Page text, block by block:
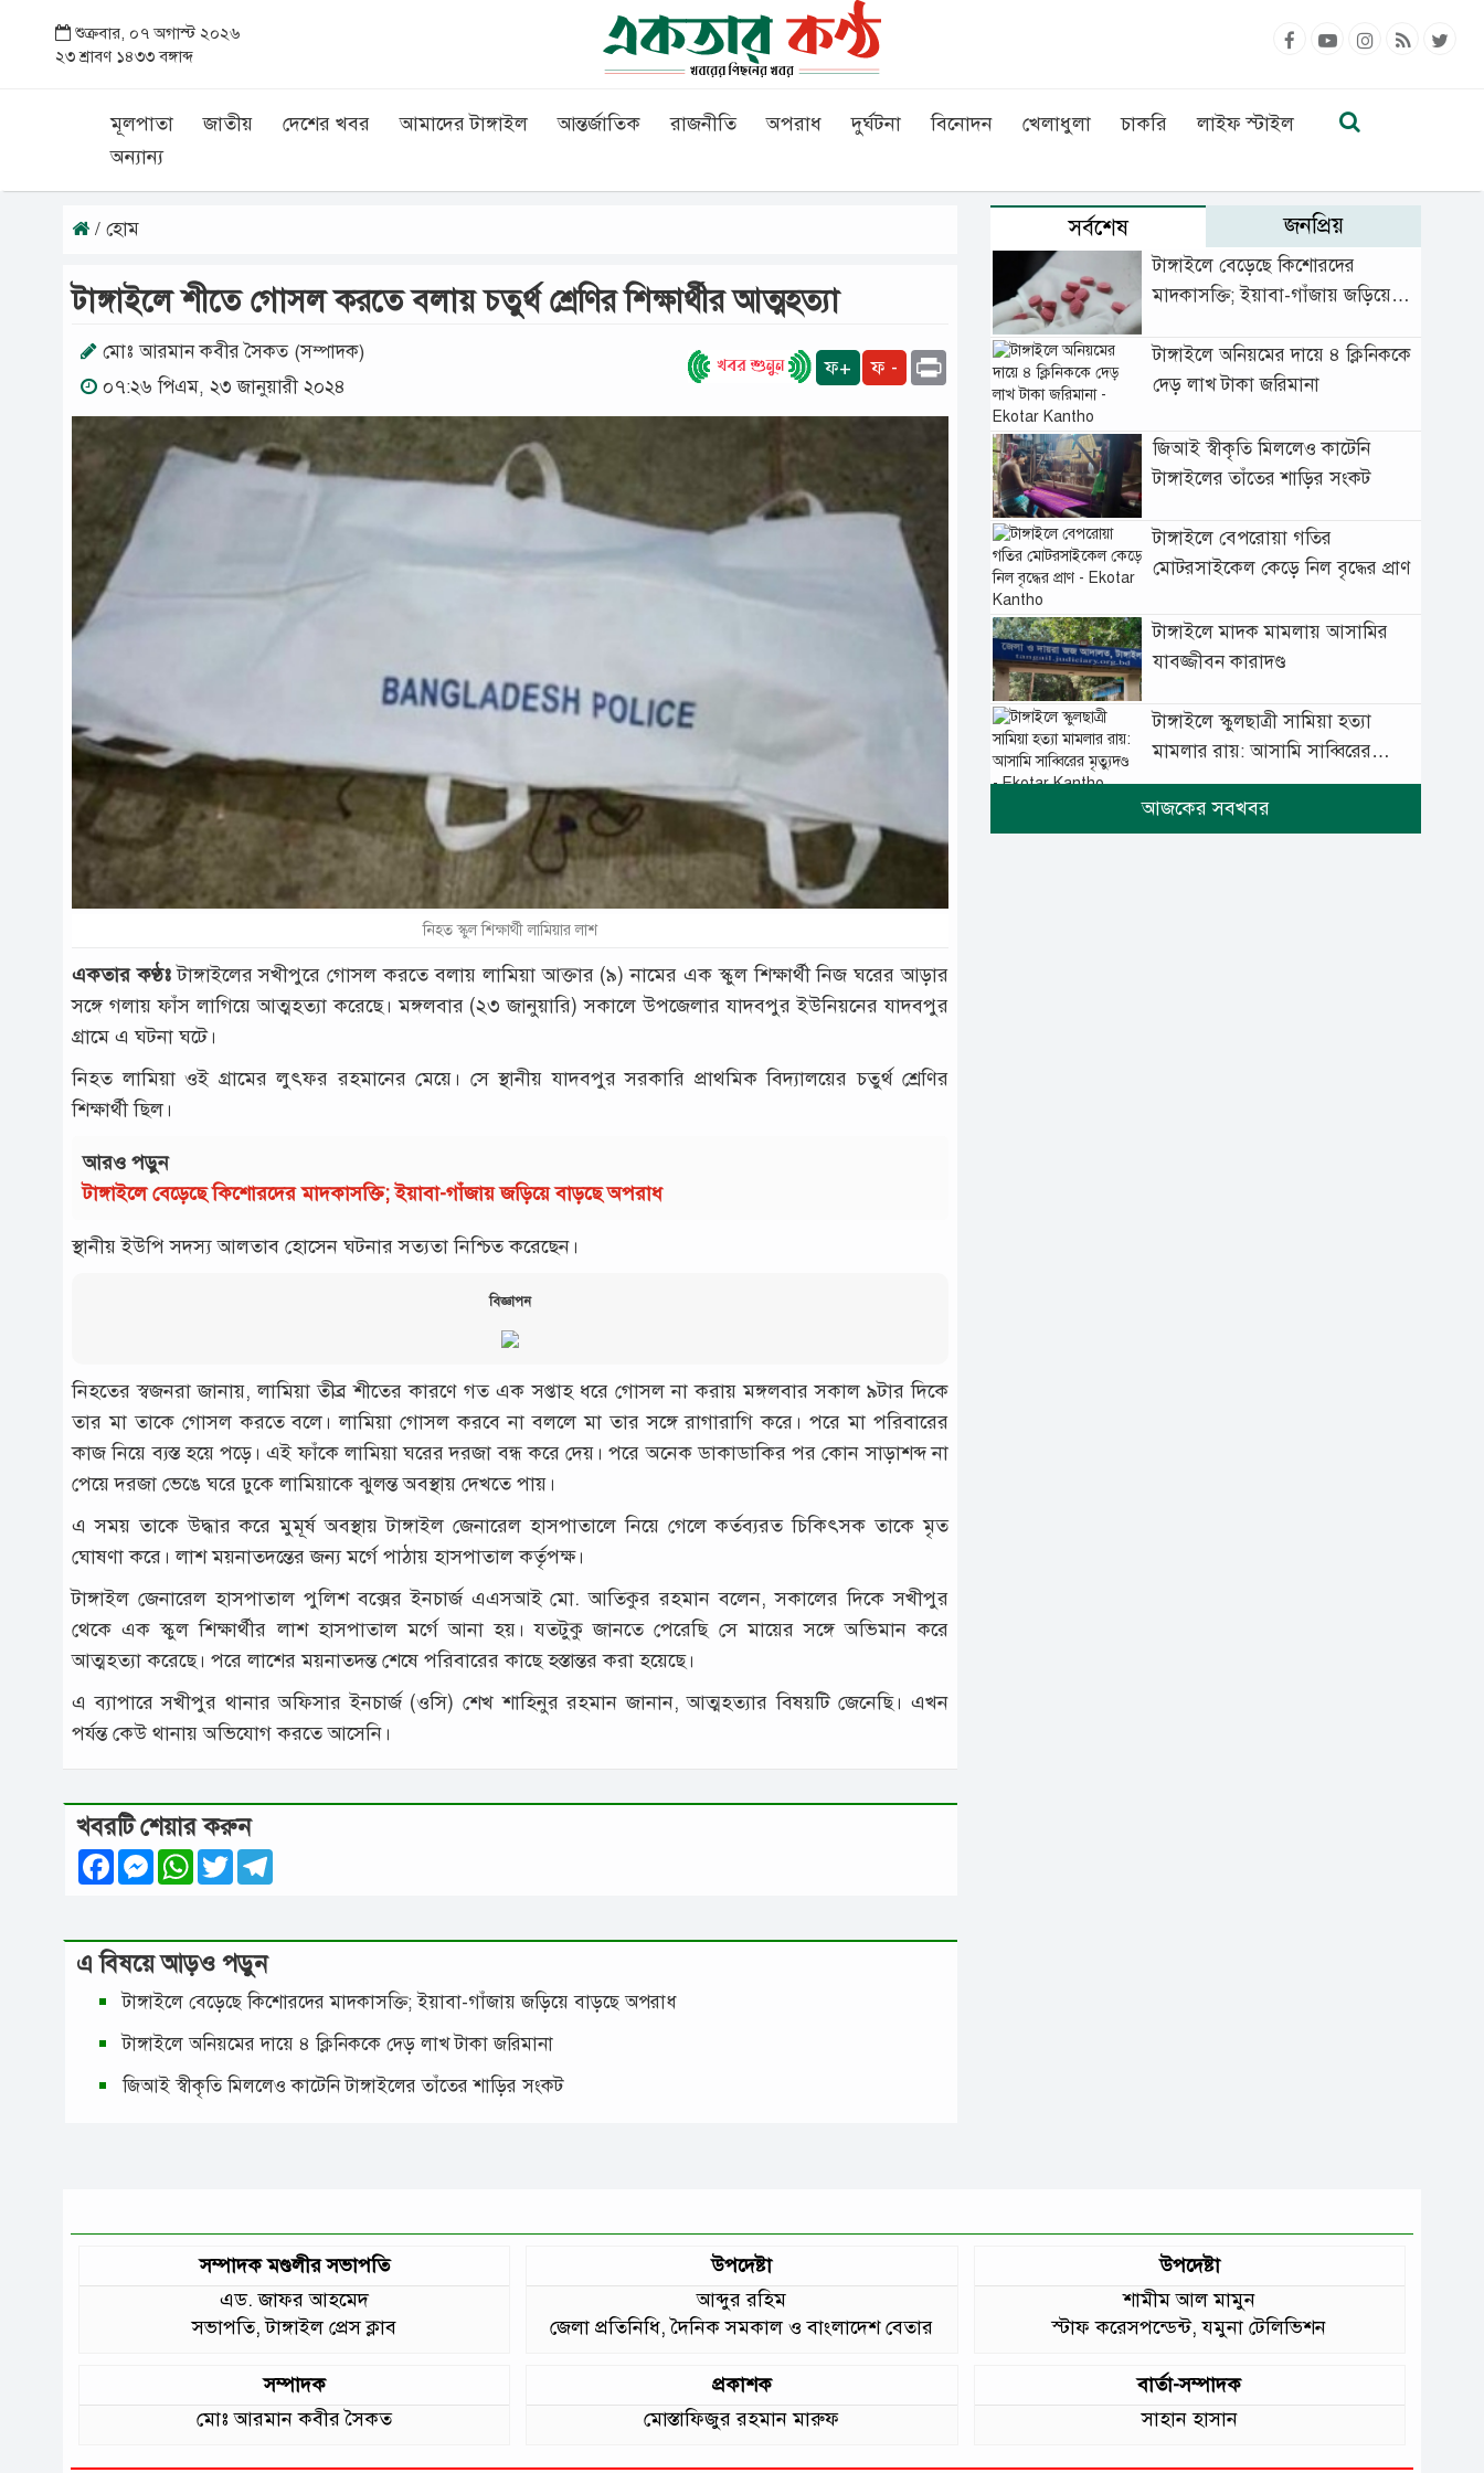
শুক্রবার, ০৭ অগাস্ট ২০২৬
২৩ শ্রাবণ ১৪৩৩ বঙ্গাব্দ
মূলপাতা জাতীয় দেশের খবর আমাদের টাঙ্গাইল আন্তর্জাতিক রাজনীতি অপরাধ দুর্ঘটনা বিনোদন খেলাধুলা চাকরি
লাইফ স্টাইল
অন্যান্য
/ হোম
টাঙ্গাইলে শীতে গোসল করতে বলায় চতুর্থ শ্রেণির শিক্ষার্থীর আত্মহত্যা
মোঃ আরমান কবীর সৈকত (সম্পাদক)
০৭:২৬ পিএম, ২৩ জানুয়ারী ২০২৪
ফ+ ফ - Print
নিহত স্কুল শিক্ষার্থী লামিয়ার লাশ
একতার কণ্ঠঃটাঙ্গাইলের সখীপুরে গোসল করতে বলায় লামিয়া আক্তার (৯) নামের এক স্কুল শিক্ষার্থী নিজ ঘরের আড়ার
সঙ্গে গলায় ফাঁস লাগিয়ে আত্মহত্যা করেছে। মঙ্গলবার (২৩ জানুয়ারি) সকালে উপজেলার যাদবপুর ইউনিয়নের যাদবপুর
গ্রামে এ ঘটনা ঘটে।
নিহত লামিয়া ওই গ্রামের লুৎফর রহমানের মেয়ে। সে স্থানীয় যাদবপুর সরকারি প্রাথমিক বিদ্যালয়ের চতুর্থ শ্রেণির
শিক্ষার্থী ছিল।
আরও পড়ুন
টাঙ্গাইলে বেড়েছে কিশোরদের মাদকাসক্তি; ইয়াবা-গাঁজায় জড়িয়ে বাড়ছে অপরাধ
স্থানীয় ইউপি সদস্য আলতাব হোসেন ঘটনার সত্যতা নিশ্চিত করেছেন।
বিজ্ঞাপন
নিহতের স্বজনরা জানায়, লামিয়া তীব্র শীতের কারণে গত এক সপ্তাহ ধরে গোসল না করায় মঙ্গলবার সকাল ৯টার দিকে
তার মা তাকে গোসল করতে বলে। লামিয়া গোসল করবে না বললে মা তার সঙ্গে রাগারাগি করে। পরে মা পরিবারের
কাজ নিয়ে ব্যস্ত হয়ে পড়ে। এই ফাঁকে লামিয়া ঘরের দরজা বন্ধ করে দেয়। পরে অনেক ডাকাডাকির পর কোন সাড়াশব্দ না
পেয়ে দরজা ভেঙে ঘরে ঢুকে লামিয়াকে ঝুলন্ত অবস্থায় দেখতে পায়।
এ সময় তাকে উদ্ধার করে মুমূর্ষ অবস্থায় টাঙ্গাইল জেনারেল হাসপাতালে নিয়ে গেলে কর্তব্যরত চিকিৎসক তাকে মৃত
ঘোষণা করে। লাশ ময়নাতদন্তের জন্য মর্গে পাঠায় হাসপাতাল কর্তৃপক্ষ।
টাঙ্গাইল জেনারেল হাসপাতাল পুলিশ বক্সের ইনচার্জ এএসআই মো. আতিকুর রহমান বলেন, সকালের দিকে সখীপুর
থেকে এক স্কুল শিক্ষার্থীর লাশ হাসপাতাল মর্গে আনা হয়। যতটুকু জানতে পেরেছি সে মায়ের সঙ্গে অভিমান করে
আত্মহত্যা করেছে। পরে লাশের ময়নাতদন্ত শেষে পরিবারের কাছে হস্তান্তর করা হয়েছে।
এ ব্যাপারে সখীপুর থানার অফিসার ইনচার্জ (ওসি) শেখ শাহিনুর রহমান জানান, আত্মহত্যার বিষয়টি জেনেছি। এখন
পর্যন্ত কেউ থানায় অভিযোগ করতে আসেনি।
খবরটি শেয়ার করুন
FacebookMessenger
WhatsApp
Twitter
এ বিষয়ে আড়ও পড়ুন
টাঙ্গাইলে বেড়েছে কিশোরদের মাদকাসক্তি; ইয়াবা-গাঁজায় জড়িয়ে বাড়ছে অপরাধ
টাঙ্গাইলে অনিয়মের দায়ে ৪ ক্লিনিককে দেড় লাখ টাকা জরিমানা
জিআই স্বীকৃতি মিললেও কাটেনি টাঙ্গাইলের তাঁতের শাড়ির সংকট
সর্বশেষ জনপ্রিয়
টাঙ্গাইলে বেড়েছে কিশোরদের
মাদকাসক্তি; ইয়াবা-গাঁজায় জড়িয়ে
টাঙ্গাইলে অনিয়মের দায়ে ৪ ক্লিনিককে
দেড় লাখ টাকা জরিমানা
জিআই স্বীকৃতি মিললেও কাটেনি
টাঙ্গাইলের তাঁতের শাড়ির সংকট
টাঙ্গাইলে বেপরোয়া গতির
মোটরসাইকেল কেড়ে নিল বৃদ্ধের প্রাণ
টাঙ্গাইলে মাদক মামলায় আসামির
যাবজ্জীবন কারাদণ্ড
টাঙ্গাইলে স্কুলছাত্রী সামিয়া হত্যা
মামলার রায়: আসামি সাব্বিরের
মৃত্যুদণ্ড
টানা বৃষ্টিতে টাঙ্গাইলে বিপর্যস্ত
সম্পাদক মণ্ডলীর সভাপতি
এড. জাফর আহমেদ
সভাপতি, টাঙ্গাইল প্রেস ক্লাব
উপদেষ্টা
আব্দুর রহিম
জেলা প্রতিনিধি, দৈনিক সমকাল ও বাংলাদেশ বেতার
উপদেষ্টা
শামীম আল মামুন
স্টাফ করেসপন্ডেন্ট, যমুনা টেলিভিশন
সম্পাদক
মোঃ আরমান কবীর সৈকত
প্রকাশক
মোস্তাফিজুর রহমান মারুফ
বার্তা-সম্পাদক
সাহান হাসান